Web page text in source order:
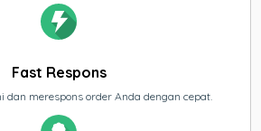
Fast Respons
dan merespons order Anda dengan cepat.